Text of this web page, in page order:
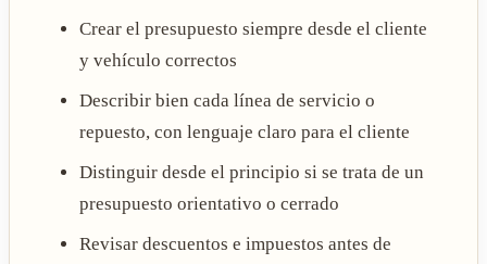
Crear el presupuesto siempre desde el cliente
y vehículo correctos
Describir bien cada línea de servicio o
repuesto, con lenguaje claro para el cliente
Distinguir desde el principio si se trata de un
presupuesto orientativo o cerrado
Revisar descuentos e impuestos antes de